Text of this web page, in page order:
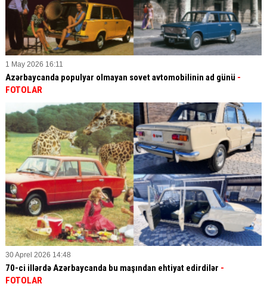
1 May 2026 16:11
Azərbaycanda populyar olmayan sovet avtomobilinin ad günü -
FOTOLAR
30 Aprel 2026 14:48
70-ci illərdə Azərbaycanda bu maşından ehtiyat edirdilər -
FOTOLAR